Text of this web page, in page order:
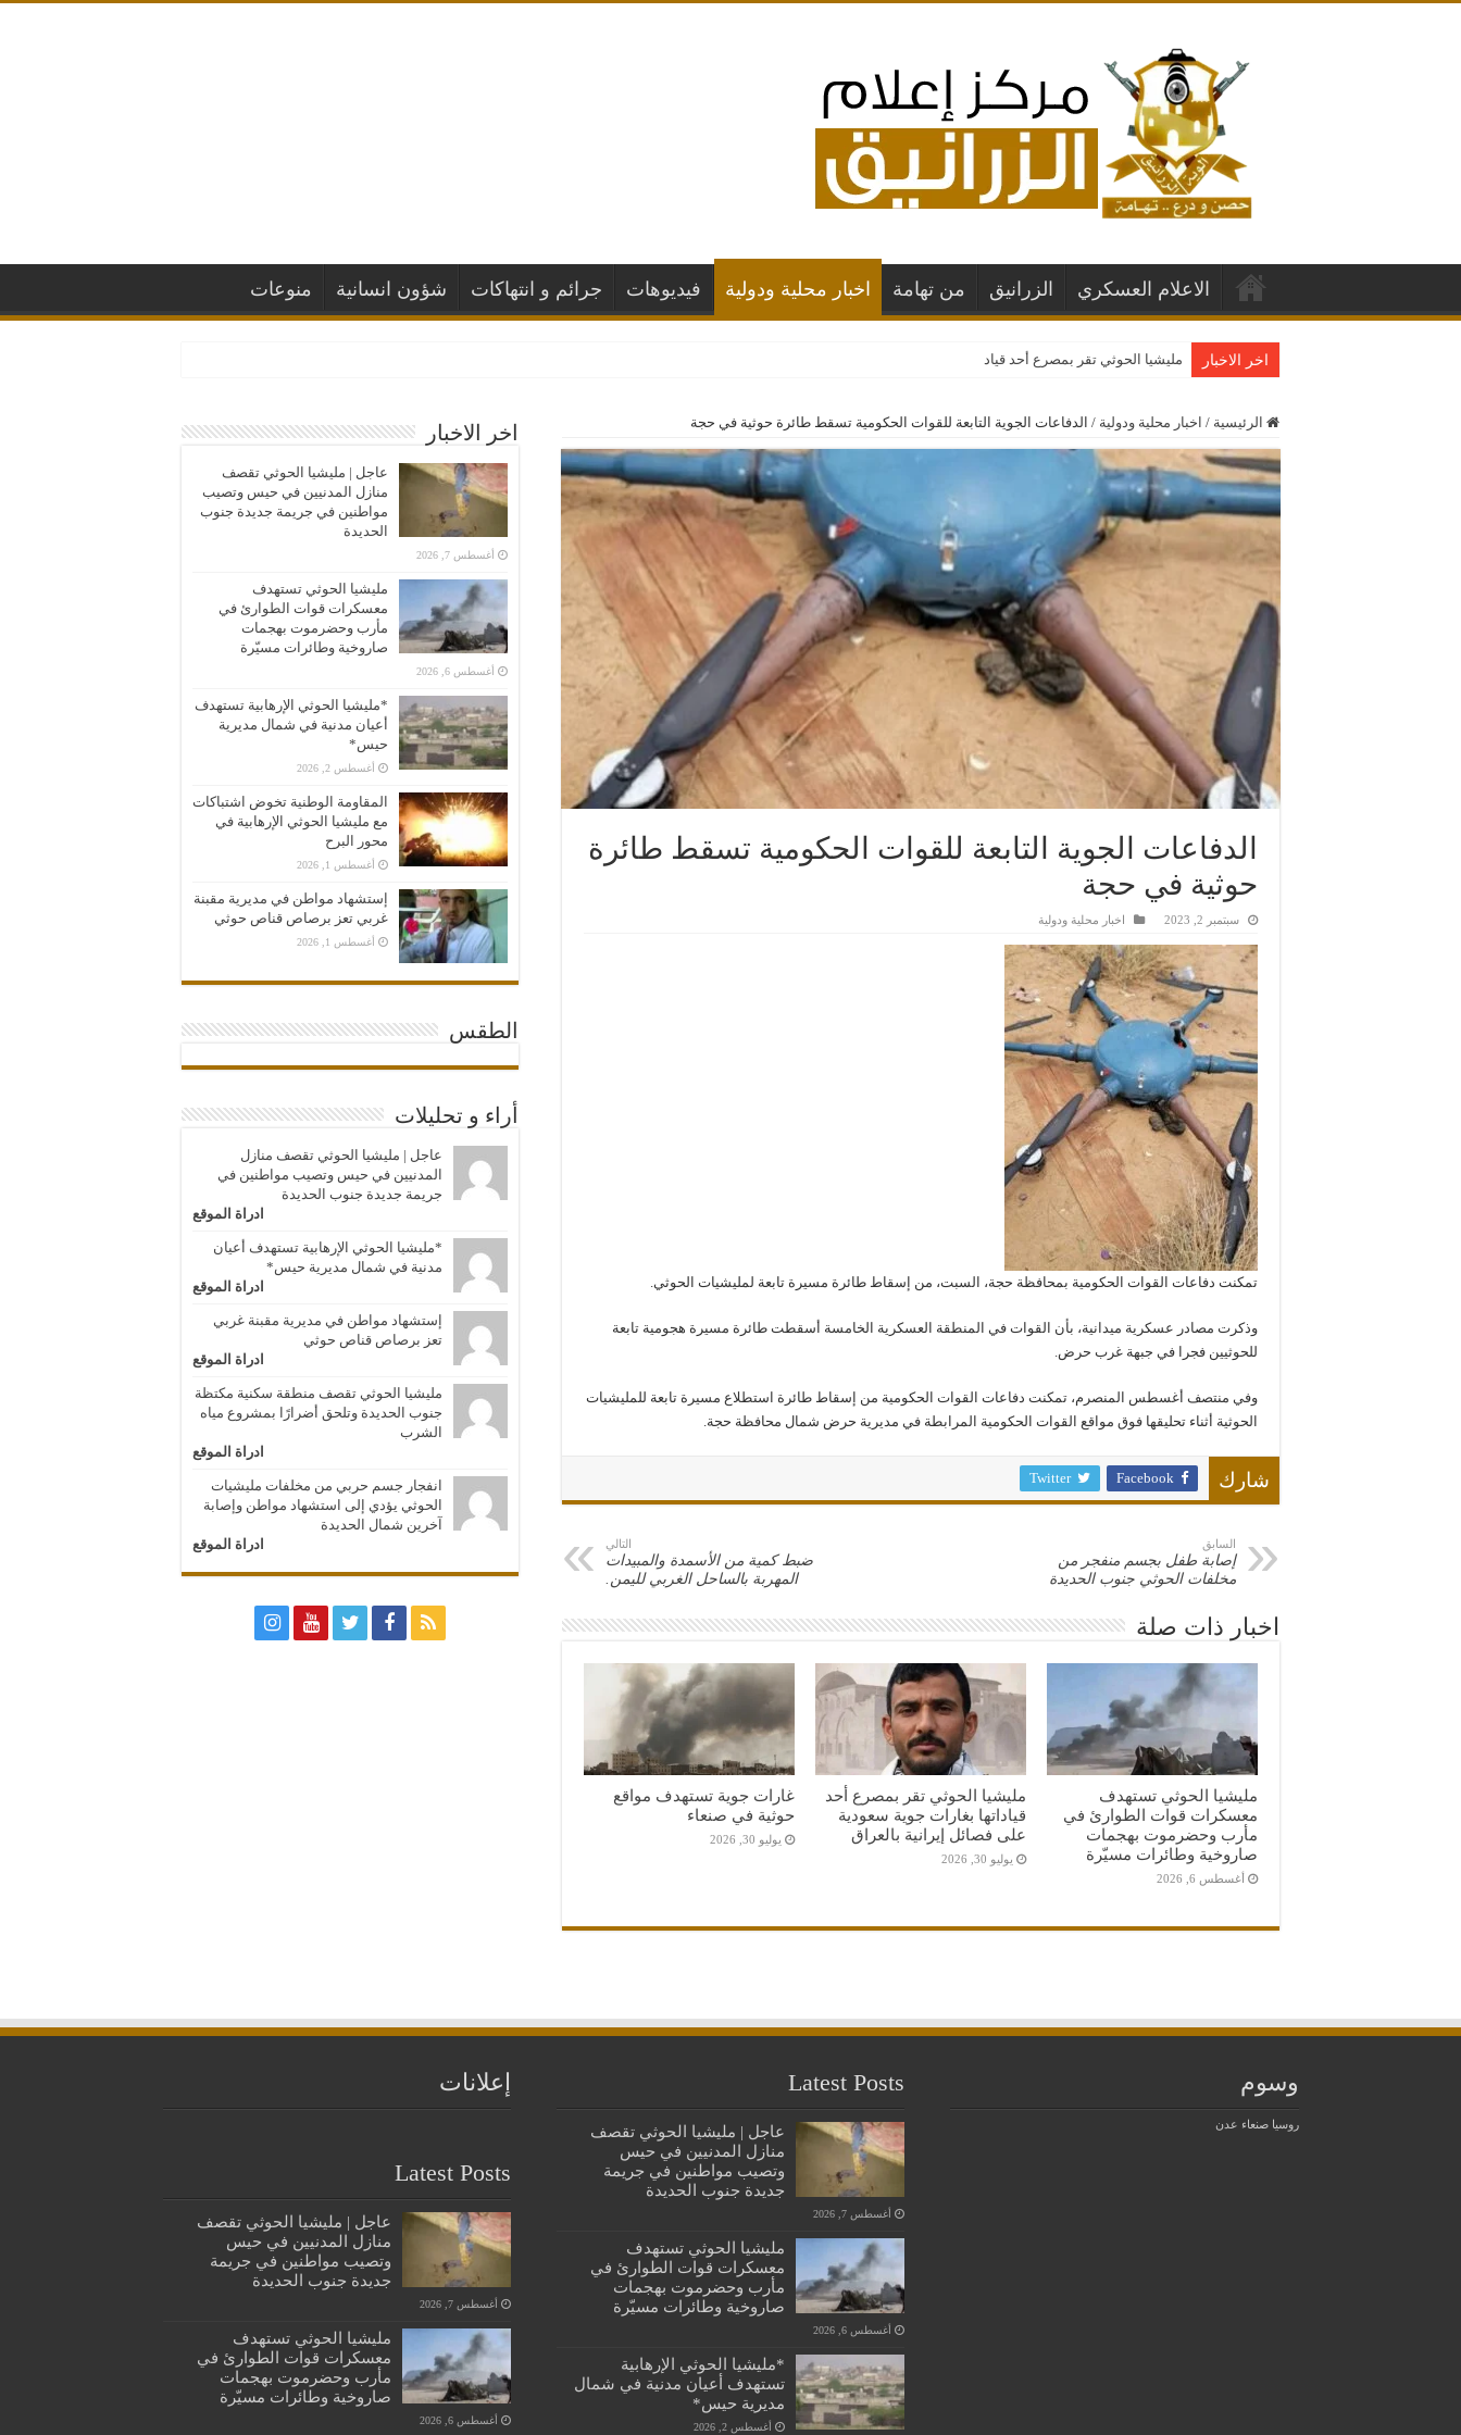
الاعلام العسكري الزرانيق من تهامة اخبار محلية ودولية فيديوهات جرائم و انتهاكات شؤون انسانية منوعات
اخر الاخبار مليشيا الحوثي تقر بمصرع أحد قياداتها بغارات جوية سعود
الرئيسية / اخبار محلية ودولية / الدفاعات الجوية التابعة للقوات الحكومية تسقط طائرة حوثية في حجة
الدفاعات الجوية التابعة للقوات الحكومية تسقط طائرة
حوثية في حجة
سبتمبر 2, 2023 اخبار محلية ودولية
تمكنت دفاعات القوات الحكومية بمحافظة حجة، السبت، من إسقاط طائرة مسيرة تابعة لمليشيات الحوثي.
وذكرت مصادر عسكرية ميدانية، بأن القوات في المنطقة العسكرية الخامسة أسقطت طائرة مسيرة هجومية تابعة
للحوثيين فجرا في جبهة غرب حرض.
وفي منتصف أغسطس المنصرم، تمكنت دفاعات القوات الحكومية من إسقاط طائرة استطلاع مسيرة تابعة للمليشيات
الحوثية أثناء تحليقها فوق مواقع القوات الحكومية المرابطة في مديرية حرض شمال محافظة حجة.
شارك Facebook
Twitter
السابق
إصابة طفل بجسم منفجر من
مخلفات الحوثي جنوب الحديدة
التالي
ضبط كمية من الأسمدة والمبيدات
المهربة بالساحل الغربي لليمن.
اخبار ذات صلة
مليشيا الحوثي تستهدف
معسكرات قوات الطوارئ في
مأرب وحضرموت بهجمات
صاروخية وطائرات مسيّرة
أغسطس 6, 2026
مليشيا الحوثي تقر بمصرع أحد
قياداتها بغارات جوية سعودية
على فصائل إيرانية بالعراق
يوليو 30, 2026
غارات جوية تستهدف مواقع
حوثية في صنعاء
يوليو 30, 2026
اخر الاخبار
عاجل | مليشيا الحوثي تقصف
منازل المدنيين في حيس وتصيب
مواطنين في جريمة جديدة جنوب
الحديدة
أغسطس 7, 2026
مليشيا الحوثي تستهدف
معسكرات قوات الطوارئ في
مأرب وحضرموت بهجمات
صاروخية وطائرات مسيّرة
أغسطس 6, 2026
*مليشيا الحوثي الإرهابية تستهدف
أعيان مدنية في شمال مديرية
حيس*
أغسطس 2, 2026
المقاومة الوطنية تخوض اشتباكات
مع مليشيا الحوثي الإرهابية في
محور البرح
أغسطس 1, 2026
إستشهاد مواطن في مديرية مقبنة
غربي تعز برصاص قناص حوثي
أغسطس 1, 2026
الطقس
أراء و تحليلات
عاجل | مليشيا الحوثي تقصف منازل
المدنيين في حيس وتصيب مواطنين في
جريمة جديدة جنوب الحديدة
ادراة الموقع
*مليشيا الحوثي الإرهابية تستهدف أعيان
مدنية في شمال مديرية حيس*
ادراة الموقع
إستشهاد مواطن في مديرية مقبنة غربي
تعز برصاص قناص حوثي
ادراة الموقع
مليشيا الحوثي تقصف منطقة سكنية مكتظة
جنوب الحديدة وتلحق أضرارًا بمشروع مياه
الشرب
ادراة الموقع
انفجار جسم حربي من مخلفات مليشيات
الحوثي يؤدي إلى استشهاد مواطن وإصابة
آخرين شمال الحديدة
ادراة الموقع
وسوم
روسيا صنعاء عدن
Latest Posts
عاجل | مليشيا الحوثي تقصف
منازل المدنيين في حيس
وتصيب مواطنين في جريمة
جديدة جنوب الحديدة
أغسطس 7, 2026
مليشيا الحوثي تستهدف
معسكرات قوات الطوارئ في
مأرب وحضرموت بهجمات
صاروخية وطائرات مسيّرة
أغسطس 6, 2026
*مليشيا الحوثي الإرهابية
تستهدف أعيان مدنية في شمال
مديرية حيس*
أغسطس 2, 2026
إعلانات
Latest Posts
عاجل | مليشيا الحوثي تقصف
منازل المدنيين في حيس
وتصيب مواطنين في جريمة
جديدة جنوب الحديدة
أغسطس 7, 2026
مليشيا الحوثي تستهدف
معسكرات قوات الطوارئ في
مأرب وحضرموت بهجمات
صاروخية وطائرات مسيّرة
أغسطس 6, 2026